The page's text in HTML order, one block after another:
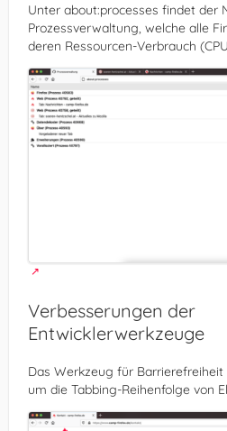
Unter about:processes findet der
Prozessverwaltung, welche alle
deren Ressourcen-Verbrauch
Verbesserungen der
Entwicklerwerkzeuge
Das Werkzeug für
um die Tabbing-Reihenfolge von